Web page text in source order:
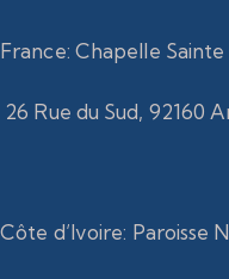
France: Chapelle
26 Rue du Sud, 92160
Côte d’Ivoire: Paroisse